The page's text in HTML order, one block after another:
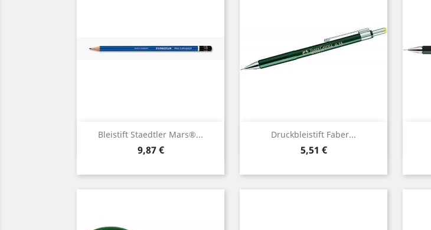
Bleistift Staedtler Mars®...
Preis
9,87 €
Vorschau Druckbleistift Faber...
Preis
5,51 €
Vorschau